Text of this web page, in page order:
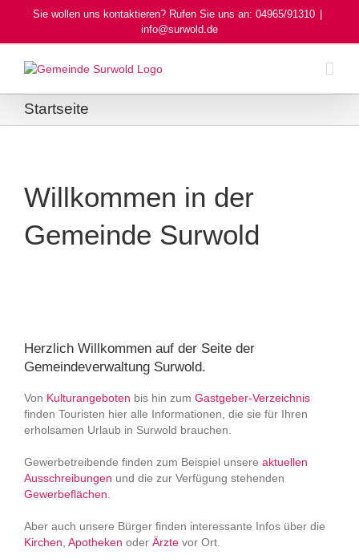
Sie wollen uns kontaktieren? Rufen Sie uns an: 04965/91310
info@surwold.de
Startseite
Willkommen in der
Gemeinde Surwold
Herzlich Willkommen auf der Seite der
Gemeindeverwaltung Surwold.
Von Kulturangeboten bis hin zum Gastgeber-Verzeichnis
finden Touristen hier alle Informationen, die sie für Ihren
erholsamen Urlaub in Surwold brauchen.
Gewerbetreibende finden zum Beispiel unsere aktuellen
Ausschreibungen und die zur Verfügung stehenden
Gewerbeflächen
Aber auch unsere Bürger finden interessante Infos über die
Kirchen Apotheken oder Ärzte vor Ort.